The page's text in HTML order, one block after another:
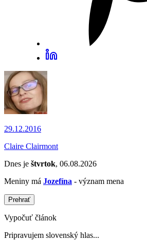
29.12.2016
Claire Clairmont
Dnes je štvrtok, 06.08.2026
Meniny má Jozefína - význam mena
Prehrať
Vypočuť článok
Pripravujem slovenský hlas...